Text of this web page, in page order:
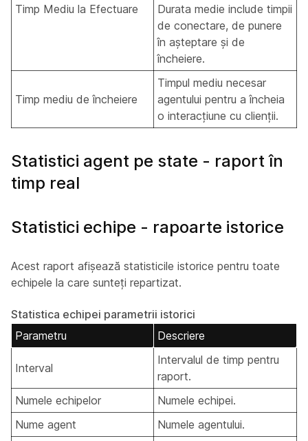
Timp Mediu la Efectuare
Durata medie include timpii
de conectare, de punere
în așteptare și de
încheiere.
Timp mediu de încheiere
Timpul mediu necesar
agentului pentru a încheia
o interacțiune cu clienții.
Statistici agent pe state - raport în
timp real
Statistici echipe - rapoarte istorice
Acest raport afișează statisticile istorice pentru toate
echipele la care sunteți repartizat.
Statistica echipei parametrii istorici
Parametru
Descriere
Interval
Intervalul de timp pentru
raport.
Numele echipelor
Numele echipei.
Nume agent
Numele agentului.